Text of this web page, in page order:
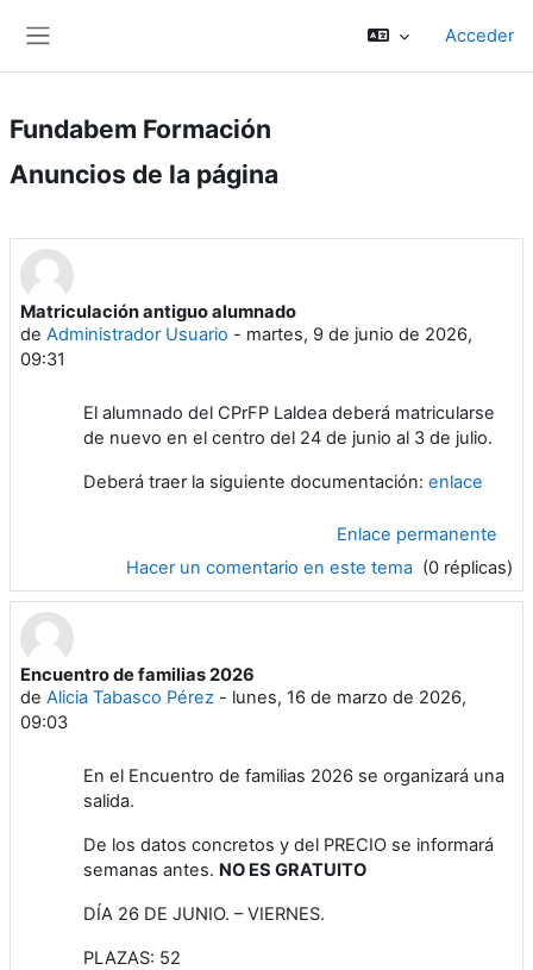
Acceder
Fundabem Formación
Anuncios de la página
Matriculación antiguo alumnado
de Administrador Usuario - martes, 9 de junio de 2026,
09:31
El alumnado del CPrFP Laldea deberá matricularse
de nuevo en el centro del 24 de junio al 3 de julio.
Deberá traer la siguiente documentación: enlace
Enlace permanente
Hacer un comentario en este tema (0 réplicas)
Encuentro de familias 2026
de Alicia Tabasco Pérez - lunes, 16 de marzo de 2026,
09:03
En el Encuentro de familias 2026 se organizará una
salida.
De los datos concretos y del PRECIO se informará
semanas antes. NO ES GRATUITO
DÍA 26 DE JUNIO. – VIERNES.
PLAZAS: 52